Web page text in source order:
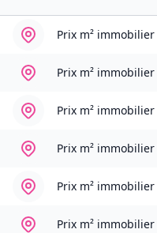
Prix m² immobilier
Prix m² immobilier
Prix m² immobilier
Prix m² immobilier
Prix m² immobilier
Prix m² immobilier